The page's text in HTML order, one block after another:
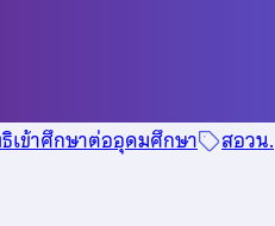
เข้าศึกษาต่ออุดมศึกษา สอวน.